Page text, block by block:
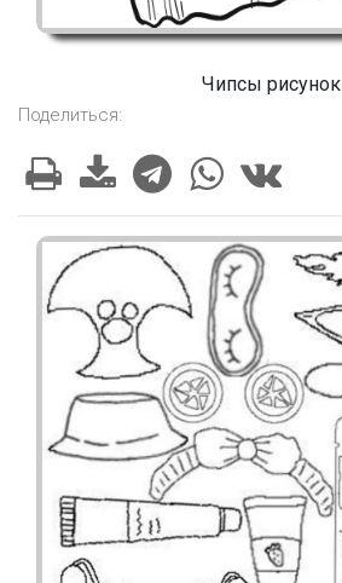
Чипсы рисунок
Поделиться: